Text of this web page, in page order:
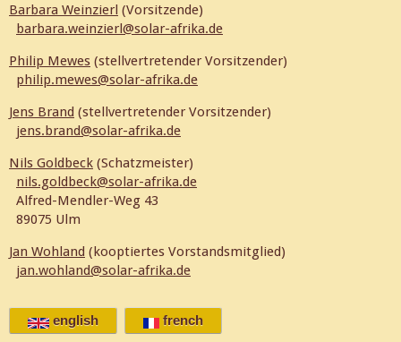
Barbara Weinzierl (Vorsitzende)
barbara.weinzierl@solar-afrika.de
Philip Mewes (stellvertretender Vorsitzender)
philip.mewes@solar-afrika.de
Jens Brand (stellvertretender Vorsitzender)
jens.brand@solar-afrika.de
Nils Goldbeck (Schatzmeister)
nils.goldbeck@solar-afrika.de
Alfred-Mendler-Weg 43
89075 Ulm
Jan Wohland (kooptiertes Vorstandsmitglied)
jan.wohland@solar-afrika.de
english french